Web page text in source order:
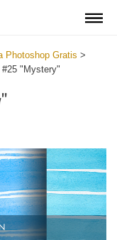
Photoshop Gratis >
#25 "Mystery"